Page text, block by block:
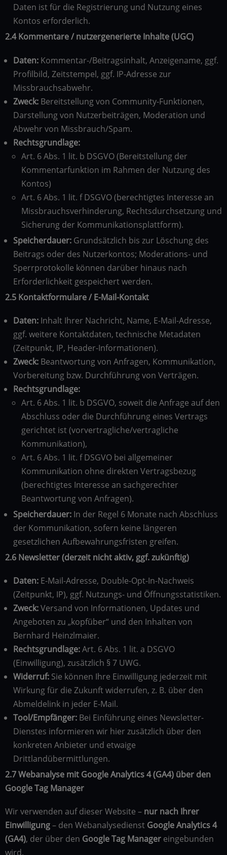
Daten ist für die Registrierung und Nutzung eines
Kontos erforderlich.
2.4 Kommentare / nutzergenerierte Inhalte (UGC)
Daten: Kommentar-/Beitragsinhalt, Anzeigename, ggf.
Profilbild, Zeitstempel, ggf. IP-Adresse zur
Missbrauchsabwehr.
Zweck: Bereitstellung von Community-Funktionen,
Darstellung von Nutzerbeiträgen, Moderation und
Abwehr von Missbrauch/Spam.
Rechtsgrundlage:
Art. 6 Abs. 1 lit. b DSGVO (Bereitstellung der
Kommentarfunktion im Rahmen der Nutzung des
Kontos)
Art. 6 Abs. 1 lit. f DSGVO (berechtigtes Interesse an
Missbrauchsverhinderung, Rechtsdurchsetzung und
Sicherung der Kommunikationsplattform).
Speicherdauer: Grundsätzlich bis zur Löschung des
Beitrags oder des Nutzerkontos; Moderations- und
Sperrprotokolle können darüber hinaus nach
Erforderlichkeit gespeichert werden.
2.5 Kontaktformulare / E-Mail-Kontakt
Daten: Inhalt Ihrer Nachricht, Name, E-Mail-Adresse,
ggf. weitere Kontaktdaten, technische Metadaten
(Zeitpunkt, IP, Header-Informationen).
Zweck: Beantwortung von Anfragen, Kommunikation,
Vorbereitung bzw. Durchführung von Verträgen.
Rechtsgrundlage:
Art. 6 Abs. 1 lit. b DSGVO, soweit die Anfrage auf den
Abschluss oder die Durchführung eines Vertrags
gerichtet ist (vorvertragliche/vertragliche
Kommunikation),
Art. 6 Abs. 1 lit. f DSGVO bei allgemeiner
Kommunikation ohne direkten Vertragsbezug
(berechtigtes Interesse an sachgerechter
Beantwortung von Anfragen).
Speicherdauer: In der Regel 6 Monate nach Abschluss
der Kommunikation, sofern keine längeren
gesetzlichen Aufbewahrungsfristen greifen.
2.6 Newsletter (derzeit nicht aktiv, ggf. zukünftig)
Daten: E-Mail-Adresse, Double-Opt-In-Nachweis
(Zeitpunkt, IP), ggf. Nutzungs- und Öffnungsstatistiken.
Zweck:Versand von Informationen, Updates und
Angeboten zu „kopfüber“ und den Inhalten von
Bernhard Heinzlmaier.
Rechtsgrundlage:Art. 6 Abs. 1 lit. a DSGVO
(Einwilligung), zusätzlich § 7 UWG.
Widerruf: Sie können Ihre Einwilligung jederzeit mit
Wirkung für die Zukunft widerrufen, z. B. über den
Abmeldelink in jeder E-Mail.
Tool/Empfänger: Bei Einführung eines Newsletter-
Dienstes informieren wir hier zusätzlich über den
konkreten Anbieter und etwaige
Drittlandübermittlungen.
2.7 Webanalyse mit Google Analytics 4 (GA4) über den
Google Tag Manager
Wir verwenden auf dieser Website – nur nach Ihrer
Einwilligung– den Webanalysedienst Google Analytics 4
(GA4), der über den Google Tag Manager eingebunden
wird.